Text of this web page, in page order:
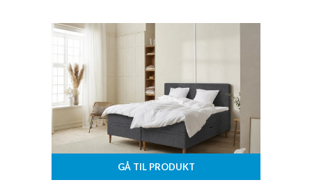
GÅ TIL PRODUKT